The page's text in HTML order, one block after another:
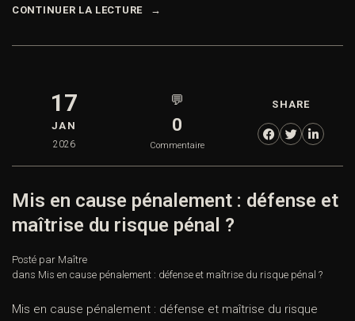
CONTINUER LA LECTURE
17
JAN
2026
💬
0
Commentaire
SHARE
Mis en cause pénalement : défense et
maîtrise du risque pénal ?
Posté par Maître
dans Mis en cause pénalement : défense et maîtrise du risque pénal ?
Mis en cause pénalement : défense et maîtrise du risque